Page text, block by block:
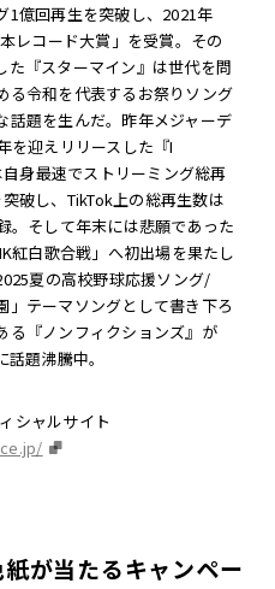
1億回再生を突破し、2021年
本レコード大賞」を受賞。その
た『スターマイン』は世代を問
る令和を代表するお祭りソング
話題を生んだ。昨年メジャーデ
を迎えリリースした『I
身最速でストリーミング総再
破し、TikTok上の総再生数は
。そして年末には悲願であった
紅白歌合戦」へ初出場を果たし
夏の高校野球応援ソング/
」テーマソングとして書き下ろ
る『ノンフィクションズ』が
題沸騰中。
シャルサイト
が当たるキャンペー